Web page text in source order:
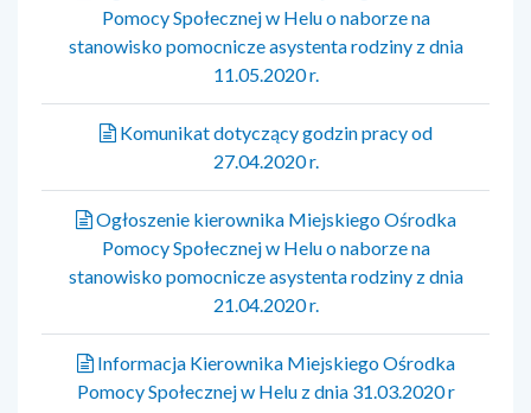
Pomocy Społecznej w Helu o naborze na
stanowisko pomocnicze asystenta rodziny z dnia
11.05.2020 r.
Komunikat dotyczący godzin pracy od
27.04.2020 r.
Ogłoszenie kierownika Miejskiego Ośrodka
Pomocy Społecznej w Helu o naborze na
stanowisko pomocnicze asystenta rodziny z dnia
21.04.2020 r.
Informacja Kierownika Miejskiego Ośrodka
Pomocy Społecznej w Helu z dnia 31.03.2020 r